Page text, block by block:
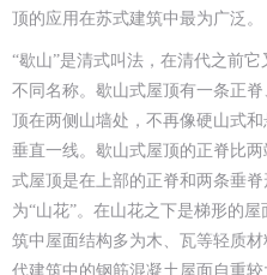
顶的应用在苏式建筑中最为广泛。
“歇山”是清式叫法，在清代之前它
不同名称。歇山式屋顶有一条正
顶在两侧山墙处，不再像硬山式
垂直一线。歇山式屋顶的正脊比
式屋顶是在上部的正脊和两条垂
为“山花”。在山花之下是梯形的
筑中屋面结构多为木、瓦等轻质
代建筑中的钢筋混凝土屋面自重